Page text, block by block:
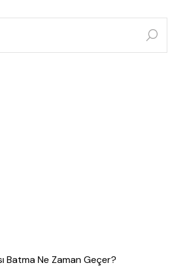
Batma Ne Zaman Geçer?